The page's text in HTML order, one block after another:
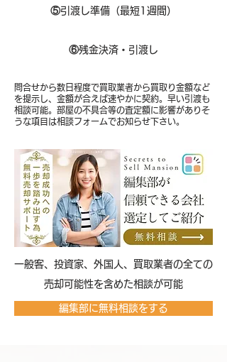
⑤引渡し準備（最短1週間）
⑥残金決済・引渡し
問合せから数日程度で買取業者から買取り金額など
を提示し、金額が合えば速やかに契約。早い引渡も
相談可能。部屋の不具合等の査定額に影響がありそ
うな項目は相談フォームでお知らせ下さい。
​一般客、投資家、外国人、買取業者の全ての
売却可能性を含めた相談が可能
編集部に無料相談をする